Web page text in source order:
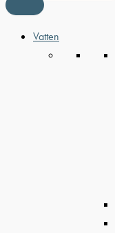
Vatten